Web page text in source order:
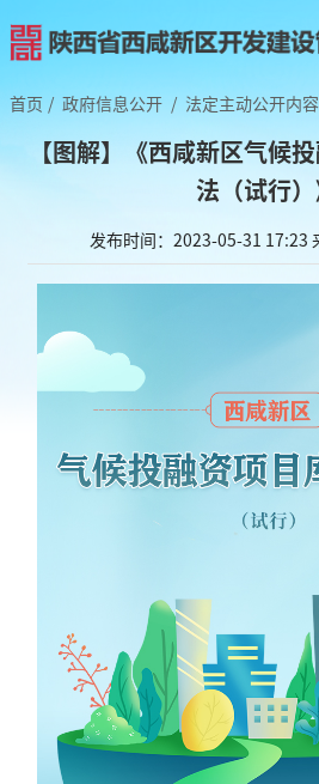
首页 / 政府信息公开 / 法定主动公开内容
【图解】《西咸新区气候
法（试行）
发布时间：2023-05-31 17:23